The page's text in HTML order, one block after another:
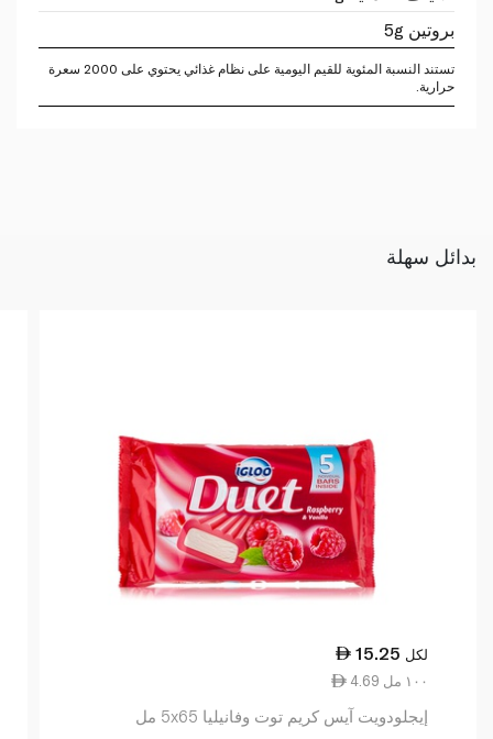
بروتين 5g
تستند النسبة المئوية للقيم اليومية على نظام غذائي يحتوي على 2000 سعرة
حرارية.
بدائل سهلة
15.25 لكل
4.69 ١٠٠ مل
إيجلودويت آيس كريم توت وفانيليا 5x65 مل